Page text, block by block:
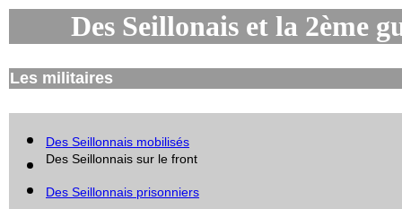
Des Seillonais et la 2ème
Les militaires
Des Seillonnais mobilisés
Des Seillonnais sur le front
Des Seillonnais prisonniers